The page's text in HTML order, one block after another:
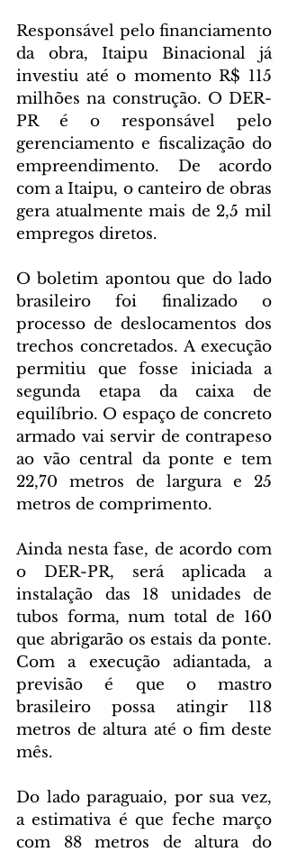
Responsável pelo financiamento
da obra, Itaipu Binacional já
investiu até o momento R$ 115
milhões na construção. O DER-
PR é o responsável pelo
gerenciamento e fiscalização do
empreendimento. De acordo
com a Itaipu, o canteiro de obras
gera atualmente mais de 2,5 mil
empregos diretos.
O boletim apontou que do lado
brasileiro foi finalizado o
processo de deslocamentos dos
trechos concretados. A execução
permitiu que fosse iniciada a
segunda etapa da caixa de
equilíbrio. O espaço de concreto
armado vai servir de contrapeso
ao vão central da ponte e tem
22,70 metros de largura e 25
metros de comprimento.
Ainda nesta fase, de acordo com
o DER-PR, será aplicada a
instalação das 18 unidades de
tubos forma, num total de 160
que abrigarão os estais da ponte.
Com a execução adiantada, a
previsão é que o mastro
brasileiro possa atingir 118
metros de altura até o fim deste
mês.
Do lado paraguaio, por sua vez,
a estimativa é que feche março
com 88 metros de altura do